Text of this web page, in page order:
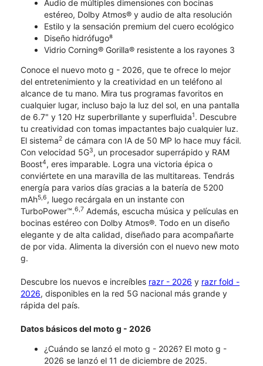
Audio de múltiples dimensiones con bocinas
estéreo, Dolby Atmos® y audio de alta resolución
Estilo y la sensación premium del cuero ecológico
Diseño hidrófugo⁸
Vidrio Corning® Gorilla® resistente a los rayones 3
Conoce el nuevo moto g - 2026, que te ofrece lo mejor
del entretenimiento y la creatividad en un teléfono al
alcance de tu mano. Mira tus programas favoritos en
cualquier lugar, incluso bajo la luz del sol, en una pantalla
de 6.7" y 120 Hz superbrillante y superfluida1. Descubre
tu creatividad con tomas impactantes bajo cualquier luz.
El sistema2 de cámara con IA de 50 MP lo hace muy fácil.
Con velocidad 5G3, un procesador superrápido y RAM
Boost4, eres imparable. Logra una victoria épica o
conviértete en una maravilla de las multitareas. Tendrás
energía para varios días gracias a la batería de 5200
mAh5,6, luego recárgala en un instante con
TurboPower™.6,7 Además, escucha música y películas en
bocinas estéreo con Dolby Atmos®. Todo en un diseño
elegante y de alta calidad, diseñado para acompañarte
de por vida. Alimenta la diversión con el nuevo new moto
g.
Descubre los nuevos e increíbles razr - 2026 y razr fold -
2026, disponibles en la red 5G nacional más grande y
rápida del país.
Datos básicos del moto g - 2026
¿Cuándo se lanzó el moto g - 2026?​​​​​​​ El moto g -
2026 se lanzó el 11 de diciembre de 2025.